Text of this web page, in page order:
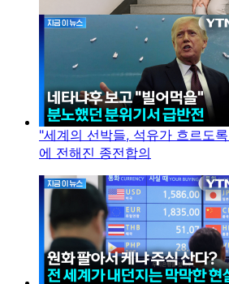
"세계의 선박들, 석유가 흐르도
에 전해진 종전합의